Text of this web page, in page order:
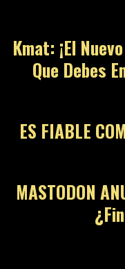
Kmat: ¡El
Que Debes
ES FIABLE
MASTODON